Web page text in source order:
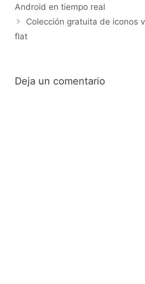
Android en tiempo real
Colección gratuita de iconos
flat
Deja un comentario